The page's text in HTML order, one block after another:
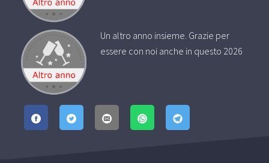
Un altro anno insieme. Grazie per
essere con noi anche in questo 2026